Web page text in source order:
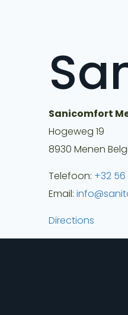
Sanicomfort
Hogeweg 19
8930 Menen
Telefoon: +32 56
Email:
Directions